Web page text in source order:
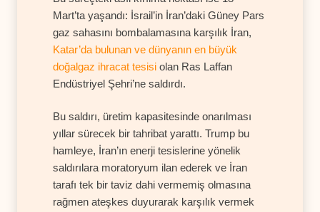
Mart’ta yaşandı: İsrail’in İran’daki Güney Pars
gaz sahasını bombalamasına karşılık İran,
Katar’da bulunan ve dünyanın en büyük
doğalgaz ihracat tesisi olan Ras Laffan
Endüstriyel Şehri’ne saldırdı.
Bu saldırı, üretim kapasitesinde onarılması
yıllar sürecek bir tahribat yarattı. Trump bu
hamleye, İran’ın enerji tesislerine yönelik
saldırılara moratoryum ilan ederek ve İran
tarafı tek bir taviz dahi vermemiş olmasına
rağmen ateşkes duyurarak karşılık vermek